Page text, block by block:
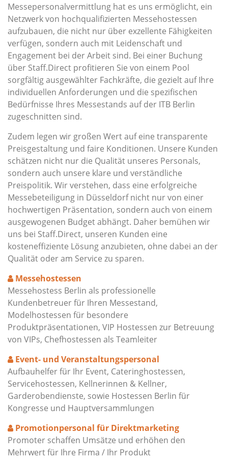
Messepersonalvermittlung hat es uns ermöglicht, ein
Netzwerk von hochqualifizierten Messehostessen
aufzubauen, die nicht nur über exzellente Fähigkeiten
verfügen, sondern auch mit Leidenschaft und
Engagement bei der Arbeit sind. Bei einer Buchung
über Staff.Direct profitieren Sie von einem Pool
sorgfältig ausgewählter Fachkräfte, die gezielt auf Ihre
individuellen Anforderungen und die spezifischen
Bedürfnisse Ihres Messestands auf der ITB Berlin
zugeschnitten sind.
Zudem legen wir großen Wert auf eine transparente
Preisgestaltung und faire Konditionen. Unsere Kunden
schätzen nicht nur die Qualität unseres Personals,
sondern auch unsere klare und verständliche
Preispolitik. Wir verstehen, dass eine erfolgreiche
Messebeteiligung in Düsseldorf nicht nur von einer
hochwertigen Präsentation, sondern auch von einem
ausgewogenen Budget abhängt. Daher bemühen wir
uns bei Staff.Direct, unseren Kunden eine
kosteneffiziente Lösung anzubieten, ohne dabei an der
Qualität oder am Service zu sparen.
Messehostessen
Messehostess Berlin als professionelle
Kundenbetreuer für Ihren Messestand,
Modelhostessen für besondere
Produktpräsentationen, VIP Hostessen zur Betreuung
von VIPs, Chefhostessen als Teamleiter
Event- und Veranstaltungspersonal
Aufbauhelfer für Ihr Event, Cateringhostessen,
Servicehostessen, Kellnerinnen & Kellner,
Garderobendienste, sowie Hostessen Berlin für
Kongresse und Hauptversammlungen
Promotionpersonal für Direktmarketing
Promoter schaffen Umsätze und erhöhen den
Mehrwert für Ihre Firma / Ihr Produkt